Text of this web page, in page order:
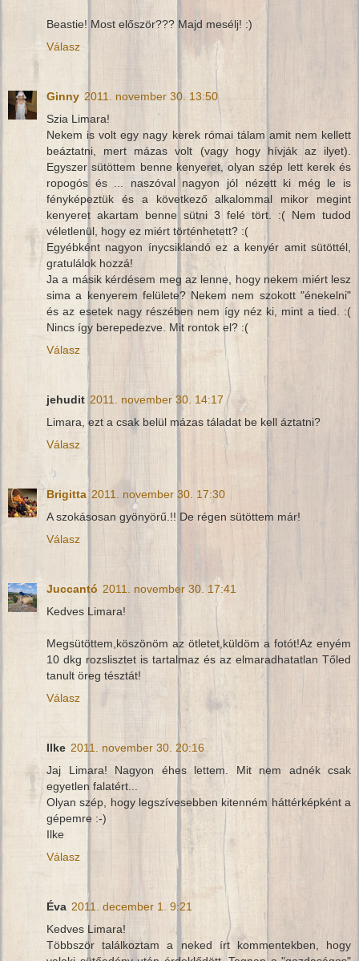
Beastie! Most először??? Majd mesélj! :)
Válasz
Ginny 2011. november 30. 13:50
Szia Limara!
Nekem is volt egy nagy kerek római tálam amit nem kellett
beáztatni, mert mázas volt (vagy hogy hívják az ilyet).
Egyszer sütöttem benne kenyeret, olyan szép lett kerek és
ropogós és ... naszóval nagyon jól nézett ki még le is
fényképeztük és a következő alkalommal mikor megint
kenyeret akartam benne sütni 3 felé tört. :( Nem tudod
véletlenül, hogy ez miért történhetett? :(
Egyébként nagyon ínycsiklandó ez a kenyér amit sütöttél,
gratulálok hozzá!
Ja a másik kérdésem meg az lenne, hogy nekem miért lesz
sima a kenyerem felülete? Nekem nem szokott "énekelni"
és az esetek nagy részében nem így néz ki, mint a tied. :(
Nincs így berepedezve. Mit rontok el? :(
Válasz
jehudit 2011. november 30. 14:17
Limara, ezt a csak belül mázas táladat be kell áztatni?
Válasz
Brigitta 2011. november 30. 17:30
A szokásosan gyönyörű.!! De régen sütöttem már!
Válasz
Juccantó 2011. november 30. 17:41
Kedves Limara!
Megsütöttem,köszönöm az ötletet,küldöm a fotót!Az enyém
10 dkg rozslisztet is tartalmaz és az elmaradhatatlan Tőled
tanult öreg tésztát!
Válasz
Ilke 2011. november 30. 20:16
Jaj Limara! Nagyon éhes lettem. Mit nem adnék csak
egyetlen falatért...
Olyan szép, hogy legszívesebben kitenném háttérképként a
gépemre :-)
Ilke
Válasz
Éva 2011. december 1. 9:21
Kedves Limara!
Többször találkoztam a neked írt kommentekben, hogy